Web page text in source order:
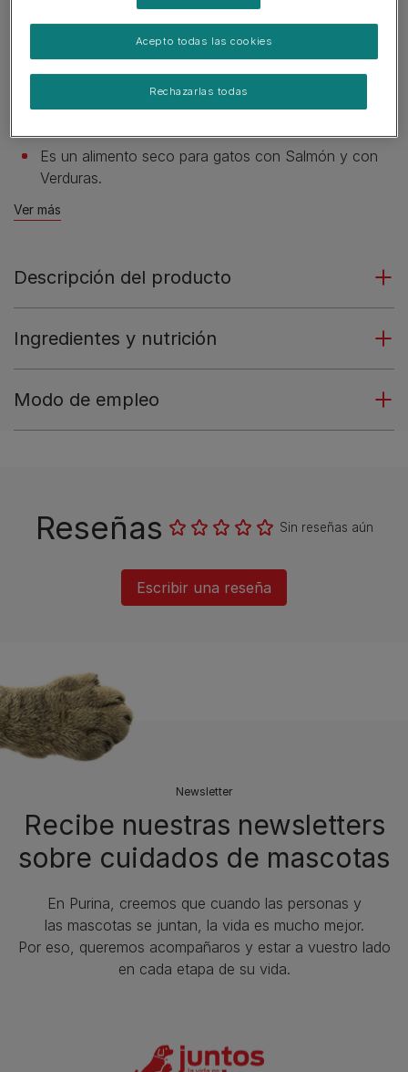
Tamaños disponibles: 4 Kg
Es un alimento seco para gatos con Salmón y con
Verduras.
Ver más
Descripción del producto
Ingredientes y nutrición
Modo de empleo
Reseñas Sin reseñas aún
Escribir una reseña
Newsletter
Recibe nuestras newsletters
sobre cuidados de mascotas​
En Purina, creemos que cuando las personas y
las mascotas se juntan, la vida es mucho mejor.
Por eso, queremos acompañaros y estar a vuestro lado
en cada etapa de su vida.​
Rechazarlas todas
Acepto todas las cookies